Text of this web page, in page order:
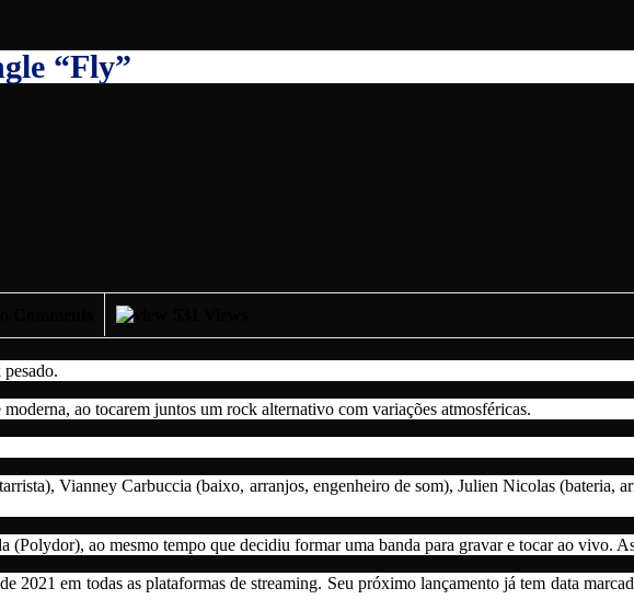
“Fly”
ao tocarem juntos um rock alternativo com variações atmosféricas.
Vianney Carbuccia (baixo, arranjos, engenheiro de som), Julien Nicolas (bateria,
(Polydor), ao mesmo tempo que decidiu formar uma banda para gravar e tocar ao vivo.
em todas as plataformas de streaming. Seu próximo lançamento já tem data